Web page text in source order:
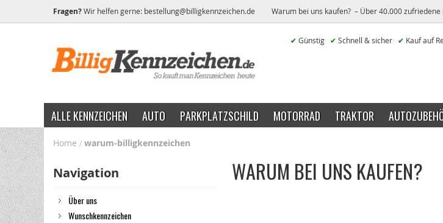
Fragen?Wir helfen gerne: bestellung@billigkennzeichen.de Warum bei uns kaufen? – Über 40.000 zufriedene
✔ Günstig ✔ Schnell & sicher ✔ Kauf auf
ALLE KENNZEICHEN AUTO PARKPLATZSCHILD MOTORRAD TRAKTOR
Home warum-billigkennzeichen
WARUM BEI UNS KAUFEN?
Navigation
Über uns
Wunschkennzeichen